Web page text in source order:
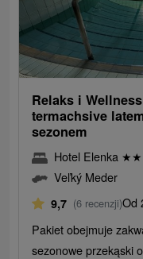
Relaks i
termachsive
sezonem
Hotel Elenka ★★
Veľký Meder
9,7 (6 recenzji)Od
Pakiet obejmuje
sezonowe przekąski